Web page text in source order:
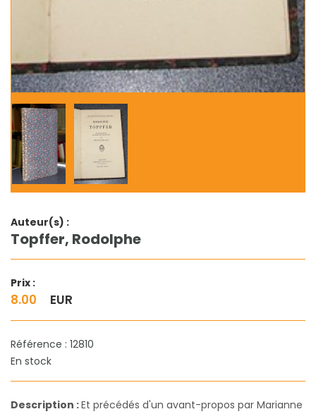
Auteur(s) :
Topffer, Rodolphe
Prix :
8.00 EUR
Référence : 12810
En stock
Description :Et précédés d'un avant-propos par Marianne